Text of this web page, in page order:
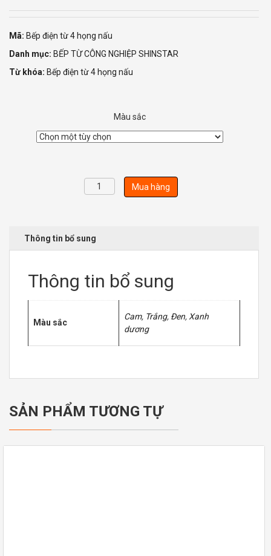
Mã: Bếp điện từ 4 họng nấu
Danh mục: BẾP TỪ CÔNG NGHIỆP SHINSTAR
Từ khóa: Bếp điện từ 4 họng nấu
Màu sắc
Bếp
từ
âu
công
Mua hàng
Thông tin bổ sung
Thông tin bổ sung
Màu sắc
Cam, Trắng, Đen, Xanh
dương
SẢN PHẨM TƯƠNG TỰ